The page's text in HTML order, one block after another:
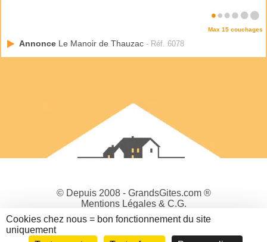
Max 15 couchages
Annonce Le Manoir de Thauzac - Réf. 6078
© Depuis 2008 - GrandsGites.com ®
Mentions Légales & C.G.
Politique de Confidentialité
Gestion des cookies
Cookies chez nous = bon fonctionnement du site
uniquement